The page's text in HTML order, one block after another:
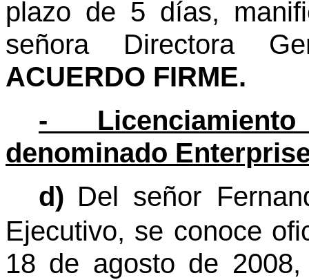
plazo de 5 días,
señora Directora
ACUERDO FIRME.
-
denominado
d) Del señor
Ejecutivo, se conoce
18 de agosto de